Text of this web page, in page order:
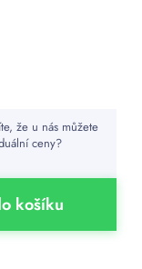
že u nás můžete
ceny?
košíku